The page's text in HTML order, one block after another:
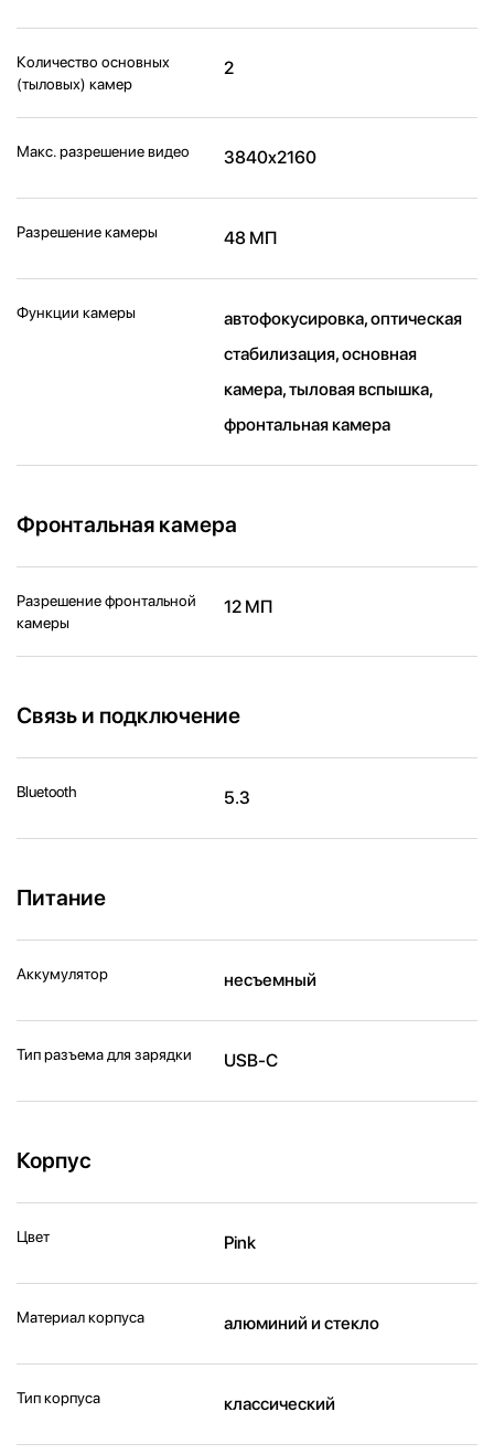
Количество основных
(тыловых) камер
2
Макс. разрешение видео 3840x2160
Разрешение камеры 48 МП
Функции камеры
автофокусировка, оптическая
стабилизация, основная
камера, тыловая вспышка,
фронтальная камера
Фронтальная камера
Разрешение фронтальной
камеры
12 МП
Связь и подключение
Bluetooth 5.3
Питание
Аккумулятор несъемный
Тип разъема для зарядки USB-C
Корпус
Цвет Pink
Материал корпуса алюминий и стекло
Тип корпуса классический